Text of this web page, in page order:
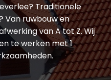
Traditionele
Van ruwbouw en
van A tot Z. Wij
te werken met 1